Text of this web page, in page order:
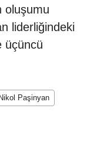
oluşumu
liderliğindeki
üçüncü
Paşinyan